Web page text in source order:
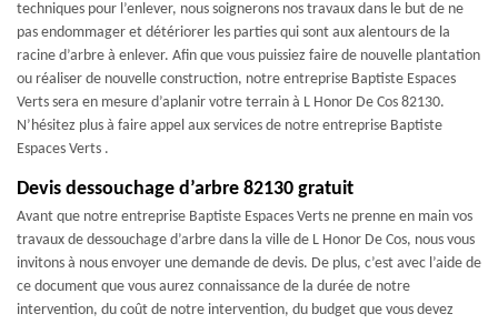
techniques pour l’enlever, nous soignerons nos travaux dans le but de ne
pas endommager et détériorer les parties qui sont aux alentours de la
racine d’arbre à enlever. Afin que vous puissiez faire de nouvelle plantation
ou réaliser de nouvelle construction, notre entreprise Baptiste Espaces
Verts sera en mesure d’aplanir votre terrain à L Honor De Cos 82130.
N’hésitez plus à faire appel aux services de notre entreprise Baptiste
Espaces Verts .
Devis dessouchage d’arbre 82130 gratuit
Avant que notre entreprise Baptiste Espaces Verts ne prenne en main vos
travaux de dessouchage d’arbre dans la ville de L Honor De Cos, nous vous
invitons à nous envoyer une demande de devis. De plus, c’est avec l’aide de
ce document que vous aurez connaissance de la durée de notre
intervention, du coût de notre intervention, du budget que vous devez